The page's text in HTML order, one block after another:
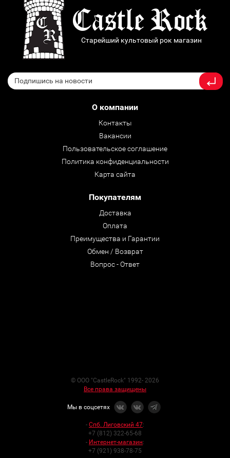
Старейший культовый рок магазин
О компании
Контакты
Вакансии
Пользовательское соглашение
Политика конфиденциальности
Карта сайта
Покупателям
Доставка
Оплата
Преимущества и Гарантии
Обмен / Возврат
Вопрос - Ответ
© ООО "CastleRock" 1992- 2026
Все права защищены
Мы в соцсетях
- Спб. Лиговский 47:
+7 (812) 322-65-68
- Интернет-магазин:
+7 (921) 938-78-75